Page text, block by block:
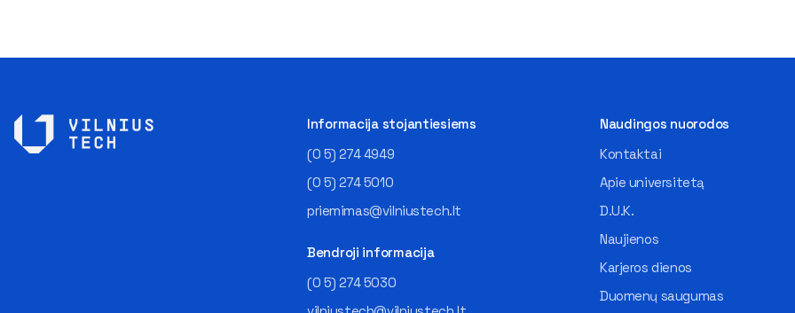
Informacija stojantiesiems
(0 5) 274 4949
(0 5) 274 5010
priemimas@vilniustech.lt
Bendroji informacija
(0 5) 274 5030
Naudingos nuorodos
Kontaktai
Apie universitetą
D.U.K.
Naujienos
Karjeros dienos
Duomenų saugumas